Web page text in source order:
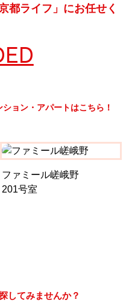
都ライフ」にお任せく
ョン・アパートはこちら！
ファミール嵯峨野
201号室
してみませんか？